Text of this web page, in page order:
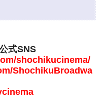
式SNS
shochikucinema/
ShochikuBroadwa